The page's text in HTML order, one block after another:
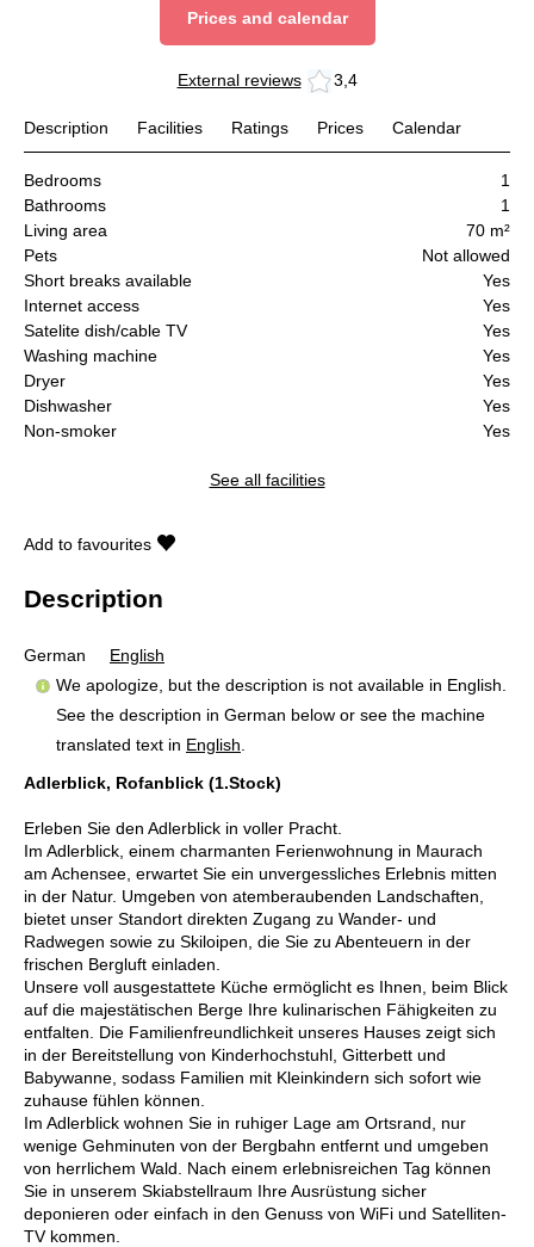
Prices and calendar
External reviews 3,4
Description Facilities Ratings Prices Calendar
Bedrooms
1
Bathrooms
1
Living area
70 m²
Pets
Not allowed
Short breaks available
Yes
Internet access
Yes
Satelite dish/cable TV
Yes
Washing machine
Yes
Dryer
Yes
Dishwasher
Yes
Non-smoker
Yes
See all facilities
Add to favourites
Description
German
English
We apologize, but the description is not available in English.
See the description in German below or see the machine
translated text in English
Adlerblick, Rofanblick (1.Stock)
Erleben Sie den Adlerblick in voller Pracht.
Im Adlerblick, einem charmanten Ferienwohnung in Maurach
am Achensee, erwartet Sie ein unvergessliches Erlebnis mitten
in der Natur. Umgeben von atemberaubenden Landschaften,
bietet unser Standort direkten Zugang zu Wander- und
Radwegen sowie zu Skiloipen, die Sie zu Abenteuern in der
frischen Bergluft einladen.
Unsere voll ausgestattete Küche ermöglicht es Ihnen, beim Blick
auf die majestätischen Berge Ihre kulinarischen Fähigkeiten zu
entfalten. Die Familienfreundlichkeit unseres Hauses zeigt sich
in der Bereitstellung von Kinderhochstuhl, Gitterbett und
Babywanne, sodass Familien mit Kleinkindern sich sofort wie
zuhause fühlen können.
Im Adlerblick wohnen Sie in ruhiger Lage am Ortsrand, nur
wenige Gehminuten von der Bergbahn entfernt und umgeben
von herrlichem Wald. Nach einem erlebnisreichen Tag können
Sie in unserem Skiabstellraum Ihre Ausrüstung sicher
deponieren oder einfach in den Genuss von WiFi und Satelliten-
TV kommen.